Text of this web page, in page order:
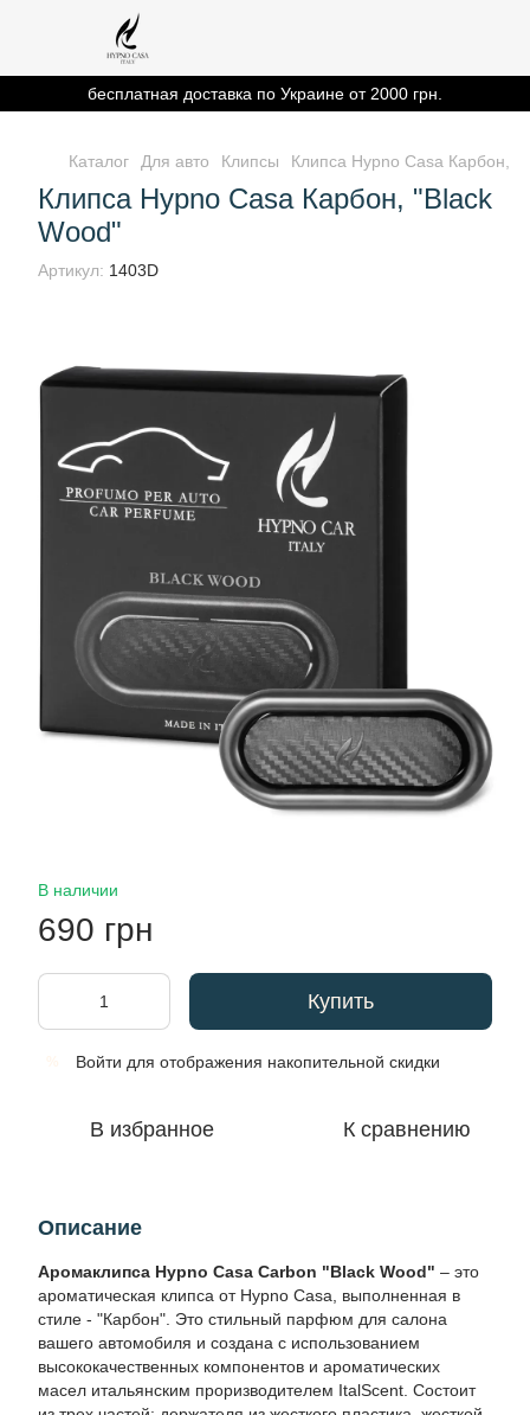
бесплатная доставка по Украине от 2000 грн.
Каталог Для авто Клипсы Клипса Hypno Casa Карбон,
Клипса Hypno Casa Карбон, "Black
Wood"
Артикул: 1403D
В наличии
690 грн
Купить
Войти для отображения накопительной скидки
В избранное К сравнению
Описание
Аромаклипса Hypno Casa Carbon "Black Wood" – это
ароматическая клипса от Hypno Casa, выполненная в
стиле - "Карбон". Это стильный парфюм для салона
вашего автомобиля и создана с использованием
высококачественных компонентов и ароматических
масел итальянским проризводителем ItalScent. Состоит